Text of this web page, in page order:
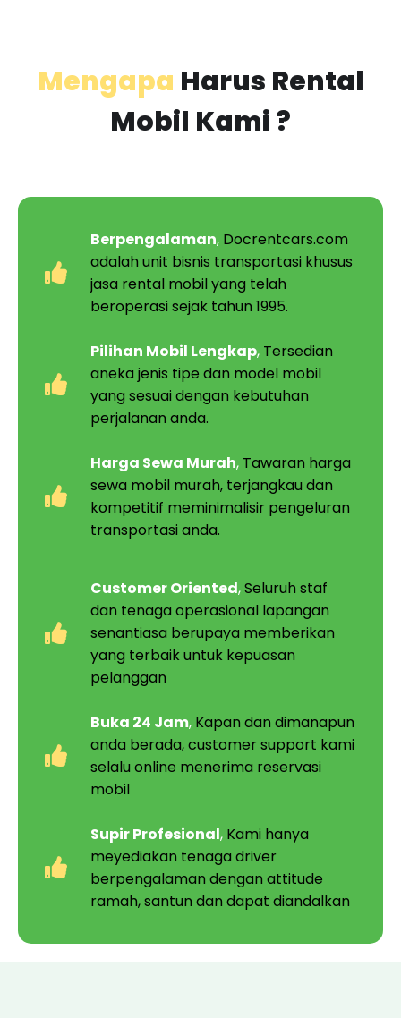
Mengapa Harus Rental
Mobil Kami ?
Berpengalaman, Docrentcars.com
adalah unit bisnis transportasi khusus
jasa rental mobil yang telah
beroperasi sejak tahun 1995.
Pilihan Mobil Lengkap, Tersedian
aneka jenis tipe dan model mobil
yang sesuai dengan kebutuhan
perjalanan anda.
Harga Sewa Murah, Tawaran harga
sewa mobil murah, terjangkau dan
kompetitif meminimalisir pengeluran
transportasi anda.
Customer Oriented,Seluruh staf
dan tenaga operasional lapangan
senantiasa berupaya memberikan
yang terbaik untuk kepuasan
pelanggan
Buka 24 Jam, Kapan dan dimanapun
anda berada, customer support kami
selalu online menerima reservasi
mobil
Supir Profesional, Kami hanya
meyediakan tenaga driver
berpengalaman dengan attitude
ramah, santun dan dapat diandalkan